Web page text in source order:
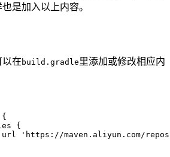
是加入以上内容。
在 build.gradle 里添加或修改相应内
{
url
'https://maven.aliyun.com/